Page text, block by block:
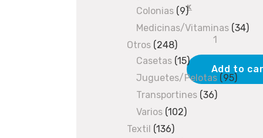
K
Empalme
goma
7/7
quantity
Add to
products
Colonias 99
products
Medicinas/Vitaminas 3434
Otros 248248
products
Casetas 1515
products
Juguetes/Pelotas 9595
Transportines 3636
Varios 102102
Textil 136136